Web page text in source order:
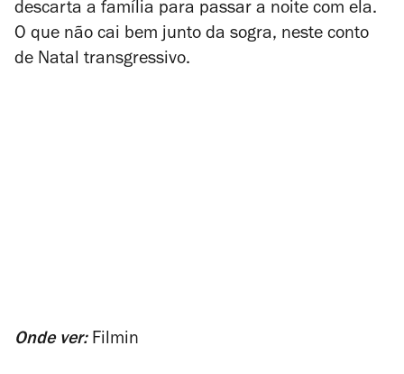
descarta a família para passar a noite com ela.
O que não cai bem junto da sogra, neste conto
de Natal transgressivo.
Onde ver:Filmin